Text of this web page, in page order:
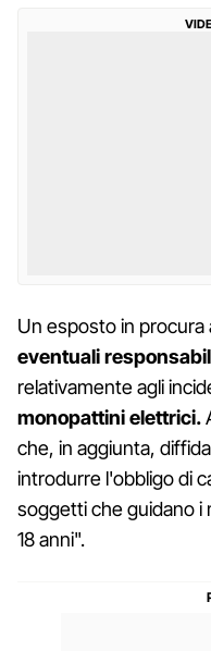
Un esposto in
eventuali
relativamente agli
monopattini elettrici.
che, in aggiunta,
introdurre l'obbligo di
soggetti che guidano i
18 anni".